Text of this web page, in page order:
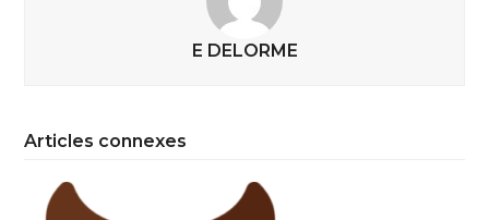
E DELORME
Articles connexes